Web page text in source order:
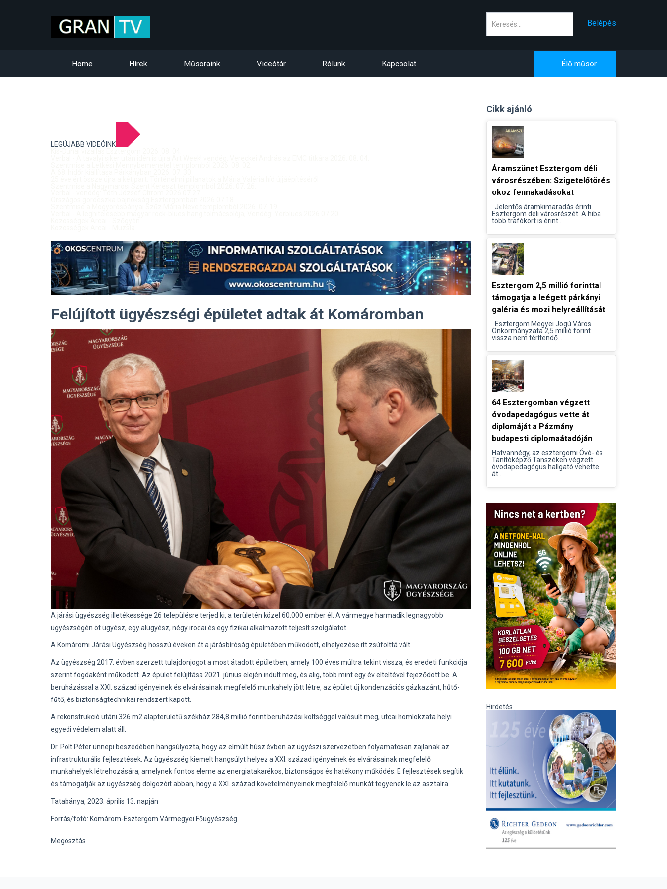
Belépés
Home Hírek Műsoraink Videótár Rólunk Kapcsolat Élő műsor
LEGÚJABB VIDEÓINK
Felújított ügyészségi épületet adtak át Komáromban
A járási ügyészség illetékessége 26 településre terjed ki, a területén közel 60.000 ember él. A vármegye harmadik legnagyobb
ügyészségén öt ügyész, egy alügyész, négy irodai és egy fizikai alkalmazott teljesít szolgálatot.
A Komáromi Járási Ügyészség hosszú éveken át a járásbíróság épületében működött, elhelyezése itt zsúfolttá vált.
Az ügyészség 2017. évben szerzett tulajdonjogot a most átadott épületben, amely 100 éves múltra tekint vissza, és eredeti funkciója
szerint fogdaként működött. Az épület felújítása 2021. június elején indult meg, és alig, több mint egy év elteltével fejeződött be. A
beruházással a XXI. század igényeinek és elvárásainak megfelelő munkahely jött létre, az épület új kondenzációs gázkazánt, hűtő-
fűtő, és biztonságtechnikai rendszert kapott.
A rekonstrukció utáni 326 m2 alapterületű székház 284,8 millió forint beruházási költséggel valósult meg, utcai homlokzata helyi
egyedi védelem alatt áll.
Dr. Polt Péter ünnepi beszédében hangsúlyozta, hogy az elmúlt húsz évben az ügyészi szervezetben folyamatosan zajlanak az
infrastrukturális fejlesztések. Az ügyészség kiemelt hangsúlyt helyez a XXI. század igényeinek és elvárásainak megfelelő
munkahelyek létrehozására, amelynek fontos eleme az energiatakarékos, biztonságos és hatékony működés. E fejlesztések segítik
és támogatják az ügyészség dolgozóit abban, hogy a XXI. század követelményeinek megfelelő munkát tegyenek le az asztalra.
Tatabánya, 2023. április 13. napján
Forrás/fotó: Komárom-Esztergom Vármegyei Főügyészség
Megosztás
Cikk ajánló
Áramszünet Esztergom déli
városrészében: Szigetelőtörés
okoz fennakadásokat
Jelentős áramkimaradás érinti
Esztergom déli városrészét. A hiba
több trafókört is érint...
Esztergom 2,5 millió forinttal
támogatja a leégett párkányi
galéria és mozi helyreállítását
Esztergom Megyei Jogú Város
Önkormányzata 2,5 millió forint
vissza nem térítendő...
64 Esztergomban végzett
óvodapedagógus vette át
diplomáját a Pázmány
budapesti diplomaátadóján
Hatvannégy, az esztergomi Óvó- és
Tanítóképző Tanszéken végzett
óvodapedagógus hallgató vehette
át...
Hirdetés